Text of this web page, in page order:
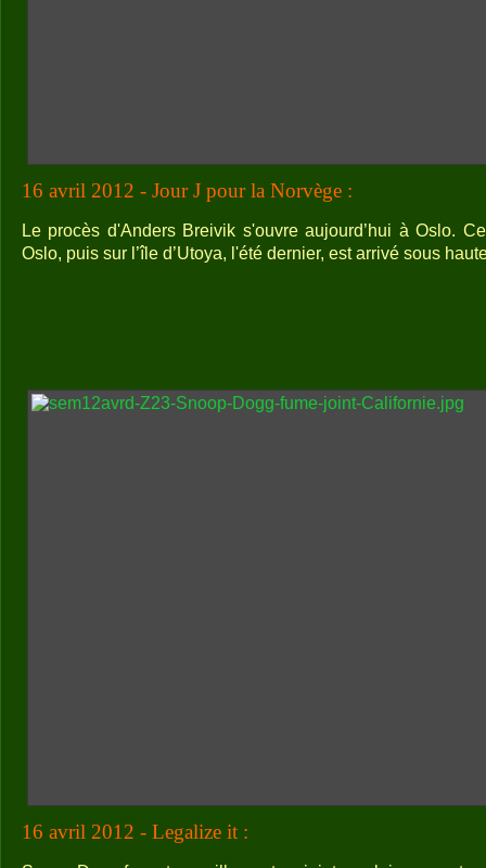
16 avril 2012 - Jour J pour la Norvège :
Le procès d'Anders Breivik s'ouvre aujourd’hui à Oslo.
Oslo, puis sur l’île d’Utoya, l'été dernier, est arrivé sous
16 avril 2012 - Legalize it :